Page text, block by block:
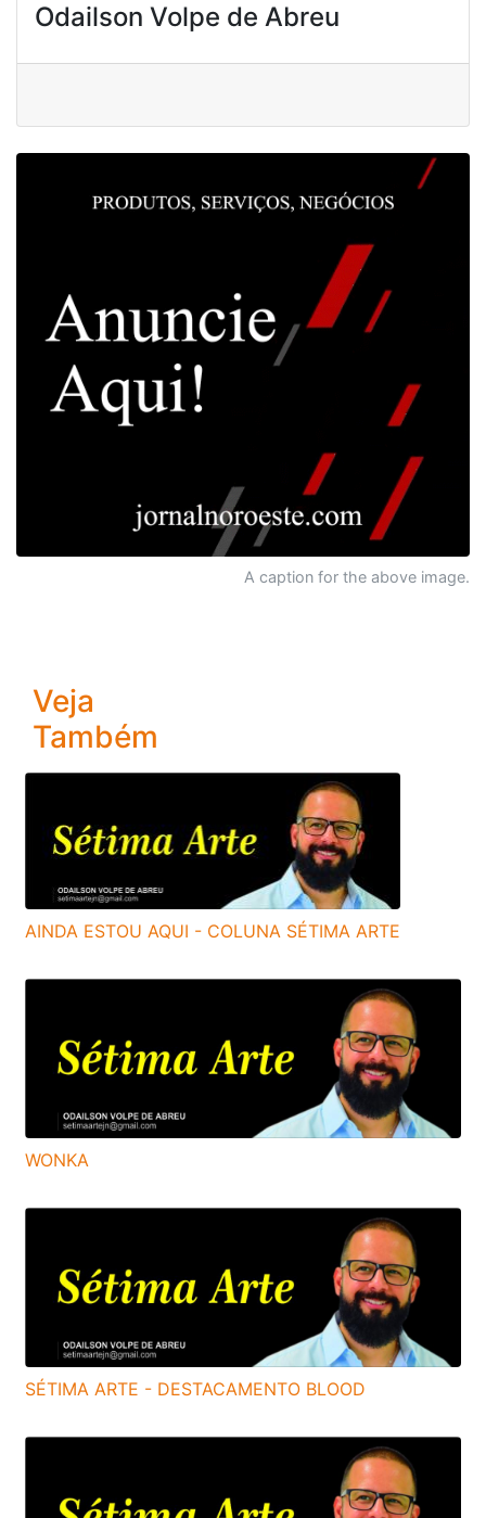
Odailson Volpe de Abreu
A caption for the above image.
Veja
Também
AINDA ESTOU AQUI - COLUNA SÉTIMA ARTE
WONKA
SÉTIMA ARTE - DESTACAMENTO BLOOD